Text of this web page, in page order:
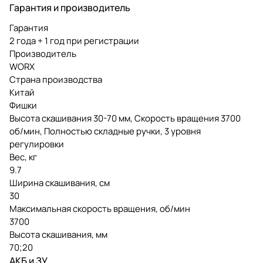
Гарантия и производитель
Гарантия
2 года + 1 год при регистрации
Производитель
WORX
Страна производства
Китай
Фишки
Высота скашивания 30-70 мм, Скорость вращения 3700
об/мин, Полностью складные ручки, 3 уровня
регулировки
Вес, кг
9.7
Ширина скашивания, см
30
Максимальная скорость вращения, об/мин
3700
Высота скашивания, мм
70;20